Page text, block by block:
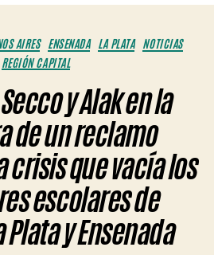
Categorías
AIRES ENSENADA LA PLATA NOTICIAS
REGIÓN CAPITAL
y Alak en la
de un reclamo
que vacía los
escolares de
y Ensenada